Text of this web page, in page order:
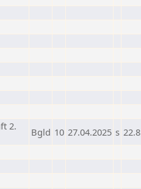
2.
Bgld 10 27.04.2025 s 22.8